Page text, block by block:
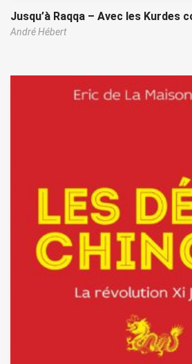
Jusqu’à Raqqa – Avec les Kurdes
André Hébert